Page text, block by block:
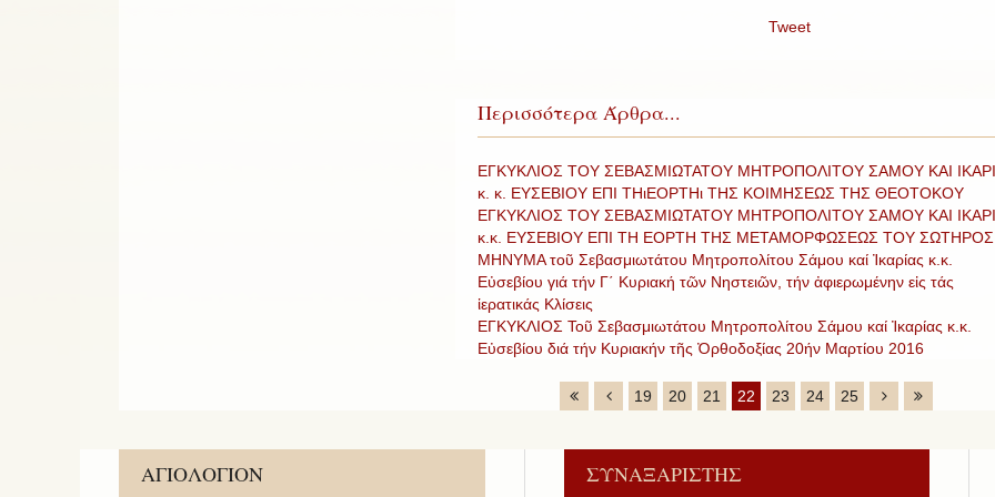
Tweet
Περισσότερα Άρθρα...
ΕΓΚΥΚΛΙΟΣ ΤΟΥ ΣΕΒΑΣΜΙΩΤΑΤΟΥ ΜΗΤΡΟΠΟΛΙΤΟΥ ΣΑΜΟΥ ΚΑΙ
κ. κ. ΕΥΣΕΒΙΟΥ ΕΠΙ ΤΗιΕΟΡΤΗι ΤΗΣ ΚΟΙΜΗΣΕΩΣ ΤΗΣ ΘΕΟΤΟΚΟΥ
ΕΓΚΥΚΛΙΟΣ ΤΟΥ ΣΕΒΑΣΜΙΩΤΑΤΟΥ ΜΗΤΡΟΠΟΛΙΤΟΥ ΣΑΜΟΥ ΚΑΙ
κ.κ. ΕΥΣΕΒΙΟΥ ΕΠΙ ΤΗ ΕΟΡΤΗ ΤΗΣ ΜΕΤΑΜΟΡΦΩΣΕΩΣ ΤΟΥ ΣΩΤΗΡΟΣ
ΜΗΝΥΜΑ τοῦ Σεβασμιωτάτου Μητροπολίτου Σάμου καί Ἰκαρίας κ.κ.
Εὐσεβίου γιά τήν Γ΄ Κυριακή τῶν Νηστειῶν, τήν ἀφιερωμένην εἰς τάς
ἱερατικάς Κλίσεις
ΕΓΚΥΚΛΙΟΣ Τοῦ Σεβασμιωτάτου Μητροπολίτου Σάμου καί Ἰκαρίας κ.κ.
Εὐσεβίου διά τήν Κυριακήν τῆς Ὀρθοδοξίας 20ήν Μαρτίου 2016
19 20 21 22 23 24 25
ΑΓΙΟΛΟΓΙΟΝ ΣΥΝΑΞΑΡΙΣΤΗΣ